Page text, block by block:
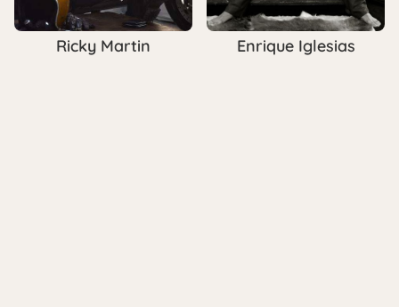
Ricky Martin Enrique Iglesias